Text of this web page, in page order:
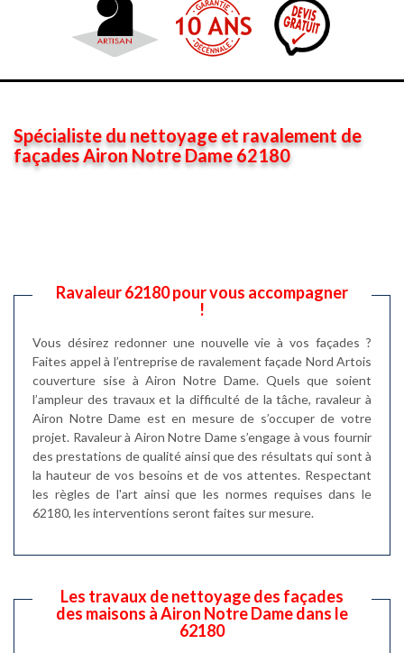
Spécialiste du nettoyage et ravalement de
façades Airon Notre Dame 62180
Ravaleur 62180 pour vous accompagner
!
Vous désirez redonner une nouvelle vie à vos façades ?
Faites appel à l’entreprise de ravalement façade Nord Artois
couverture sise à Airon Notre Dame. Quels que soient
l’ampleur des travaux et la difficulté de la tâche, ravaleur à
Airon Notre Dame est en mesure de s’occuper de votre
projet. Ravaleur à Airon Notre Dame s’engage à vous fournir
des prestations de qualité ainsi que des résultats qui sont à
la hauteur de vos besoins et de vos attentes. Respectant
les règles de l'art ainsi que les normes requises dans le
62180, les interventions seront faites sur mesure.
Les travaux de nettoyage des façades
des maisons à Airon Notre Dame dans le
62180